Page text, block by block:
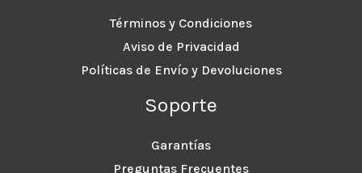
Términos y Condiciones
Aviso de Privacidad
Políticas de Envío y Devoluciones
Soporte
Garantías
Preguntas Frecuentes